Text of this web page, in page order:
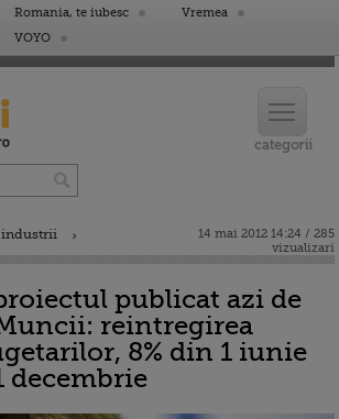
Romania, te iubesc
Vremea
VOYO
14 mai 2012 14:24 / 285
vizualizari
publicat azi de
reintregirea
8% din 1 iunie
decembrie